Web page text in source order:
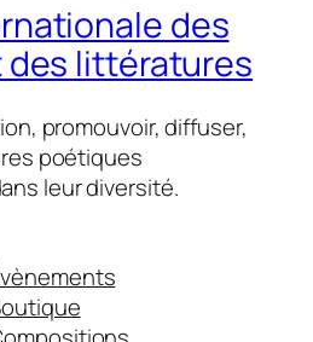
des
littératures
promouvoir, diffuser,
poétiques
leur diversité.